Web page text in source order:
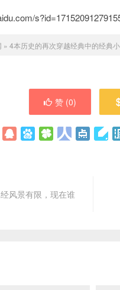
» 4本历史的再次穿越经典中的经典
赞 (0)
风景有限，现在谁